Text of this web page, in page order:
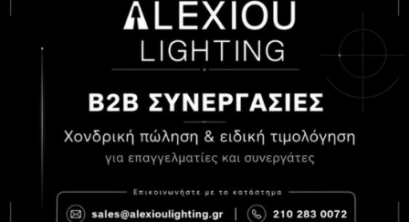
Κατάστημα Χαλάνδρι:Σαρανταπόρου 55, 15232, Χαλάνδρι
sales@alexioulighting.gr
210 283 0072
6983123181